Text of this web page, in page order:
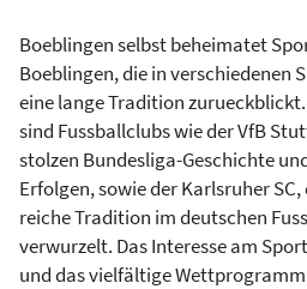
Boeblingen selbst beheimatet
Boeblingen, die in verschiedenen
eine lange Tradition
sind Fussballclubs wie der VfB
stolzen Bundesliga-Geschichte
Erfolgen, sowie der Karlsruher
reiche Tradition im deutschen
verwurzelt. Das Interesse am
und das vielfältige